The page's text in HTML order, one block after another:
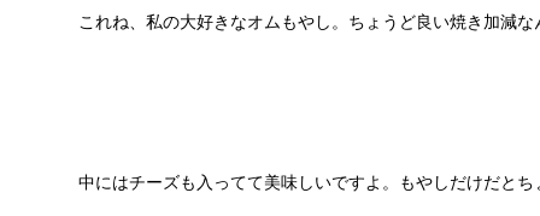
これね、私の大好きなオムもやし。ちょうど良い焼き加減な
中にはチーズも入ってて美味しいですよ。もやしだけだと